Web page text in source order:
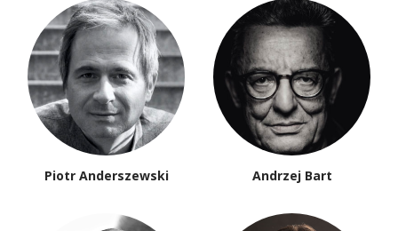
Piotr Anderszewski Andrzej Bart